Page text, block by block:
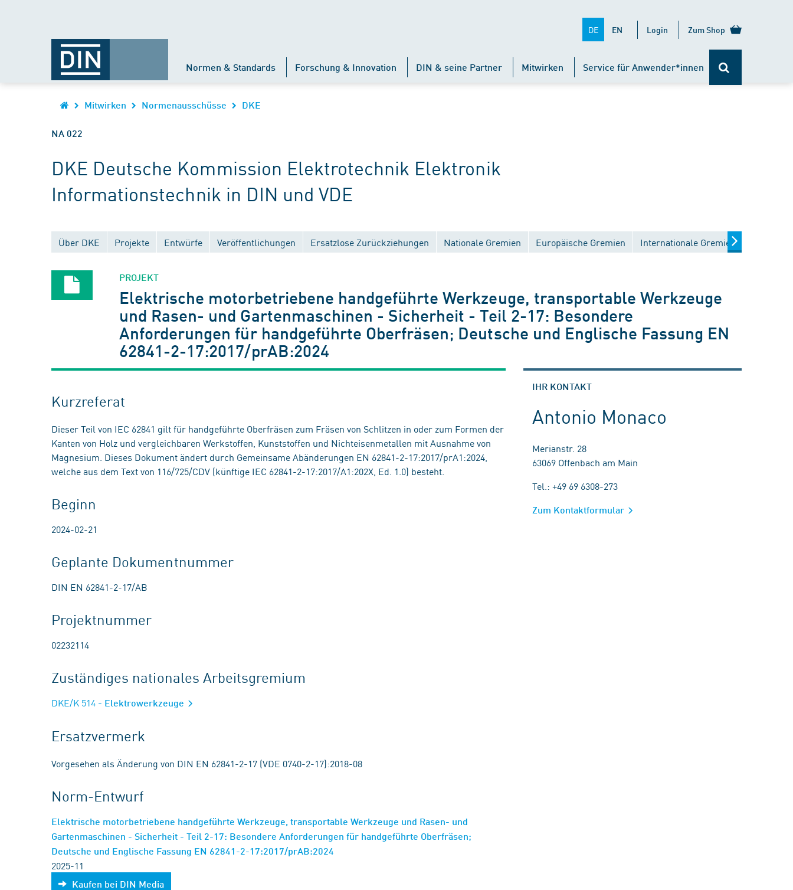
DE EN Login Zum Shop
Normen & Standards Forschung & Innovation DIN & seine Partner Mitwirken Service für Anwender*innen
Mitwirken Normenausschüsse DKE
NA 022
DKE Deutsche Kommission Elektrotechnik Elektronik
Informationstechnik in DIN und VDE
Über DKE Projekte Entwürfe Veröffentlichungen Ersatzlose Zurückziehungen Nationale Gremien Europäische Gremien Internationale Gremien
PROJEKT
Elektrische motorbetriebene handgeführte Werkzeuge, transportable Werkzeuge
und Rasen- und Gartenmaschinen - Sicherheit - Teil 2-17: Besondere
Anforderungen für handgeführte Oberfräsen; Deutsche und Englische Fassung EN
62841-2-17:2017/prAB:2024
Kurzreferat
Dieser Teil von IEC 62841 gilt für handgeführte Oberfräsen zum Fräsen von Schlitzen in oder zum Formen der
Kanten von Holz und vergleichbaren Werkstoffen, Kunststoffen und Nichteisenmetallen mit Ausnahme von
Magnesium. Dieses Dokument ändert durch Gemeinsame Abänderungen EN 62841-2-17:2017/prA1:2024,
welche aus dem Text von 116/725/CDV (künftige IEC 62841-2-17:2017/A1:202X, Ed. 1.0) besteht.
Beginn
2024-02-21
Geplante Dokumentnummer
DIN EN 62841-2-17/AB
Projektnummer
02232114
Zuständiges nationales Arbeitsgremium
DKE/K 514 - Elektrowerkzeuge
Ersatzvermerk
Vorgesehen als Änderung von DIN EN 62841-2-17 (VDE 0740-2-17):2018-08
Norm-Entwurf
Elektrische motorbetriebene handgeführte Werkzeuge, transportable Werkzeuge und Rasen- und
Gartenmaschinen - Sicherheit - Teil 2-17: Besondere Anforderungen für handgeführte Oberfräsen;
Deutsche und Englische Fassung EN 62841-2-17:2017/prAB:2024
2025-11
Kaufen bei DIN Media
IHR KONTAKT
Antonio Monaco
Merianstr. 28
63069 Offenbach am Main
Tel.: +49 69 6308-273
Zum Kontaktformular